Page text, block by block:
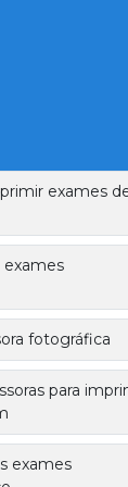
exames
exames
fotográfica
para
exames